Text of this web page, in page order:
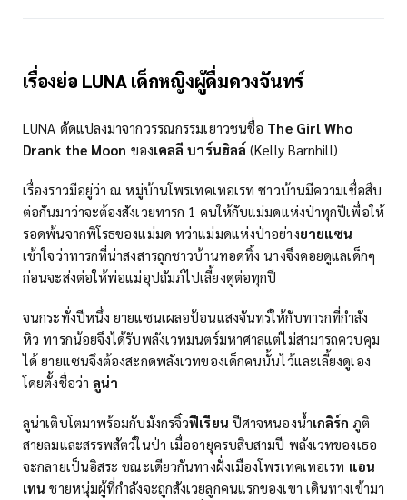
เรื่องย่อ LUNA เด็กหญิงผู้ดื่มดวงจันทร์
LUNA ดัดแปลงมาจากวรรณกรรมเยาวชนชื่อ The Girl Who
Drank the Moon ของเคลลี บาร์นฮิลล์ (Kelly Barnhill)
เรื่องราวมีอยู่ว่า ณ หมู่บ้านโพรเทคเทอเรท ชาวบ้านมีความเชื่อสืบ
ต่อกันมาว่าจะต้องสังเวยทารก 1 คนให้กับแม่มดแห่งป่าทุกปีเพื่อให้
รอดพ้นจากพิโรธของแม่มด ทว่าแม่มดแห่งป่าอย่างยายแซน
เข้าใจว่าทารกที่น่าสงสารถูกชาวบ้านทอดทิ้ง นางจึงคอยดูแลเด็กๆ
ก่อนจะส่งต่อให้พ่อแม่อุปถัมภ์ไปเลี้ยงดูต่อทุกปี
จนกระทั่งปีหนึ่ง ยายแซนเผลอป้อนแสงจันทร์ให้กับทารกที่กำลัง
หิว ทารกน้อยจึงได้รับพลังเวทมนตร์มหาศาลแต่ไม่สามารถควบคุม
ได้ ยายแซนจึงต้องสะกดพลังเวทของเด็กคนนั้นไว้และเลี้ยงดูเอง
โดยตั้งชื่อว่า ลูน่า
ลูน่าเติบโตมาพร้อมกับมังกรจิ๋วฟีเรียน ปีศาจหนองน้ำเกลิร์กภูติ
สายลมและสรรพสัตว์ในป่า เมื่ออายุครบสิบสามปี พลังเวทของเธอ
จะกลายเป็นอิสระ ขณะเดียวกันทางฝั่งเมืองโพรเทคเทอเรท แอน
เทน ชายหนุ่มผู้ที่กำลังจะถูกสังเวยลูกคนแรกของเขา เดินทางเข้ามา